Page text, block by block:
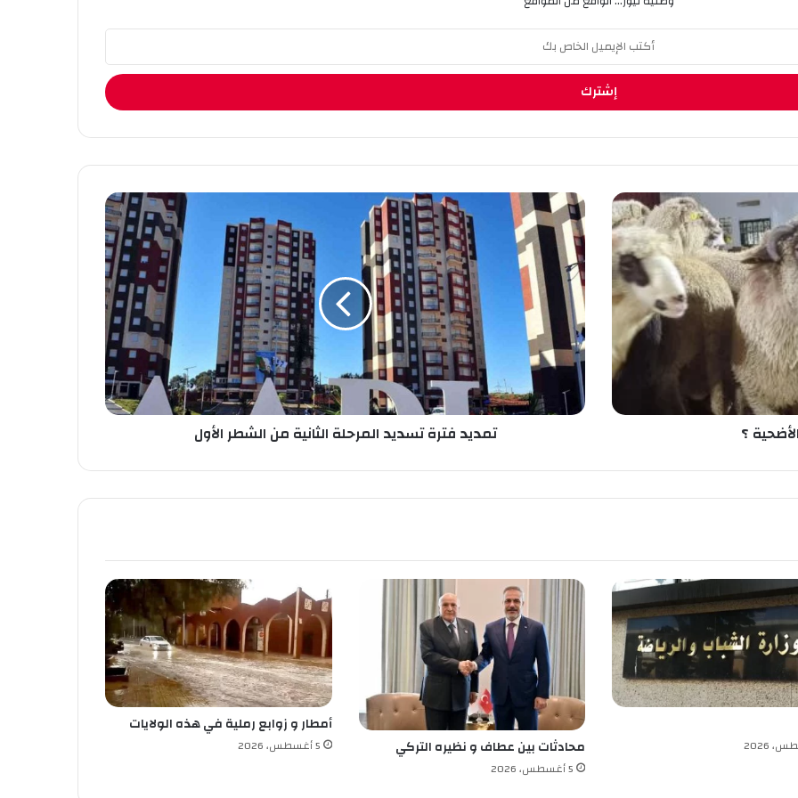
؟
ت
م
د
ي
د
ف
ت
ر
ة
ت
س
د
م
ل
ة
ا
ث
ة
م
ن
ا
تمديد فترة تسديد المرحلة الثانية من الشطر الأول
محادثات بين عطاف و نظيره التركي
5 أغسطس، 2026
أمطار و زوابع رملية في هذه الولايات
5 أغسطس، 2026